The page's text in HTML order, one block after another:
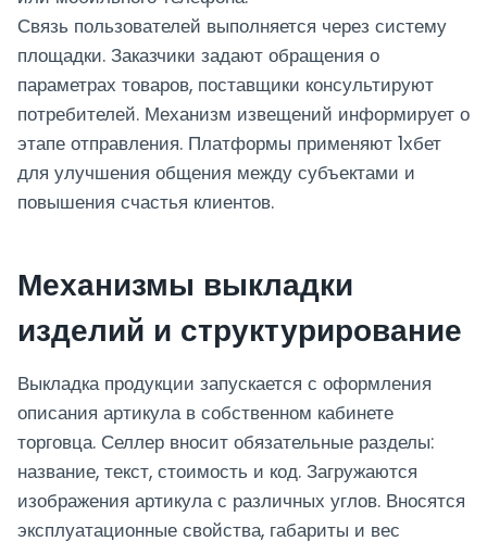
Связь пользователей выполняется через систему
площадки. Заказчики задают обращения о
параметрах товаров, поставщики консультируют
потребителей. Механизм извещений информирует о
этапе отправления. Платформы применяют 1хбет
для улучшения общения между субъектами и
повышения счастья клиентов.
Механизмы выкладки
изделий и структурирование
Выкладка продукции запускается с оформления
описания артикула в собственном кабинете
торговца. Селлер вносит обязательные разделы:
название, текст, стоимость и код. Загружаются
изображения артикула с различных углов. Вносятся
эксплуатационные свойства, габариты и вес